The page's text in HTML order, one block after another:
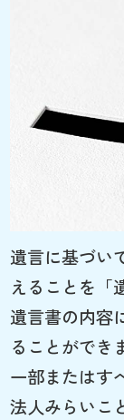
遺言に基づい
えることを「
遺言書の内容
ることができ
一部またはす
法人みらいこ